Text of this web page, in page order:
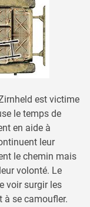
est victime
le temps de
en aide à
leur
le chemin mais
volonté. Le
voir surgir les
à se camoufler.